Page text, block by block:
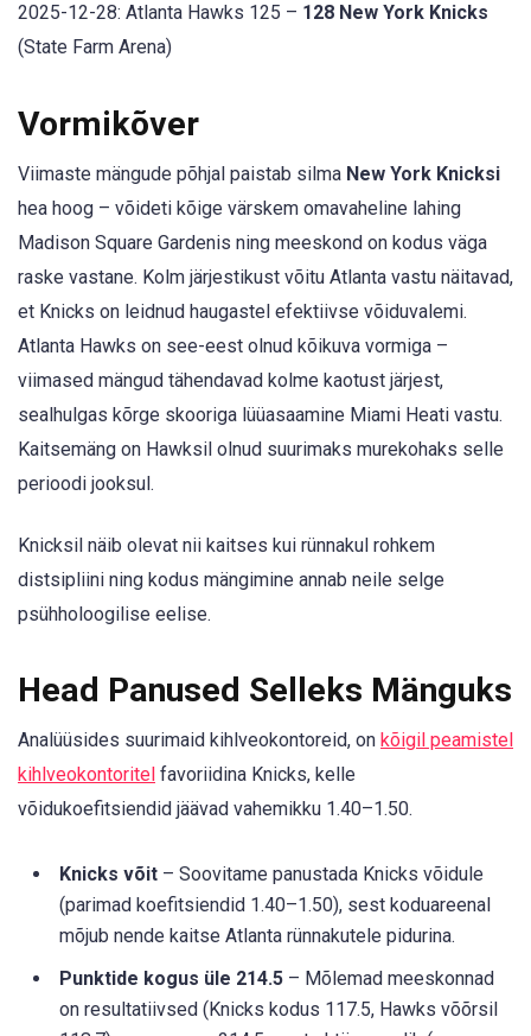
2025-12-28: Atlanta Hawks 125 – 128 New York Knicks
(State Farm Arena)
Vormikõver
Viimaste mängude põhjal paistab silma New York Knicksi
hea hoog – võideti kõige värskem omavaheline lahing
Madison Square Gardenis ning meeskond on kodus väga
raske vastane. Kolm järjestikust võitu Atlanta vastu näitavad,
et Knicks on leidnud haugastel efektiivse võiduvalemi.
Atlanta Hawks on see-eest olnud kõikuva vormiga –
viimased mängud tähendavad kolme kaotust järjest,
sealhulgas kõrge skooriga lüüasaamine Miami Heati vastu.
Kaitsemäng on Hawksil olnud suurimaks murekohaks selle
perioodi jooksul.
Knicksil näib olevat nii kaitses kui rünnakul rohkem
distsipliini ning kodus mängimine annab neile selge
psühholoogilise eelise.
Head Panused Selleks Mänguks
Analüüsides suurimaid kihlveokontoreid, on kõigil peamistel
kihlveokontoritel favoriidina Knicks, kelle
võidukoefitsiendid jäävad vahemikku 1.40–1.50.
Knicks võit – Soovitame panustada Knicks võidule
(parimad koefitsiendid 1.40–1.50), sest koduareenal
mõjub nende kaitse Atlanta rünnakutele pidurina.
Punktide kogus üle 214.5 – Mõlemad meeskonnad
on resultatiivsed (Knicks kodus 117.5, Hawks võõrsil